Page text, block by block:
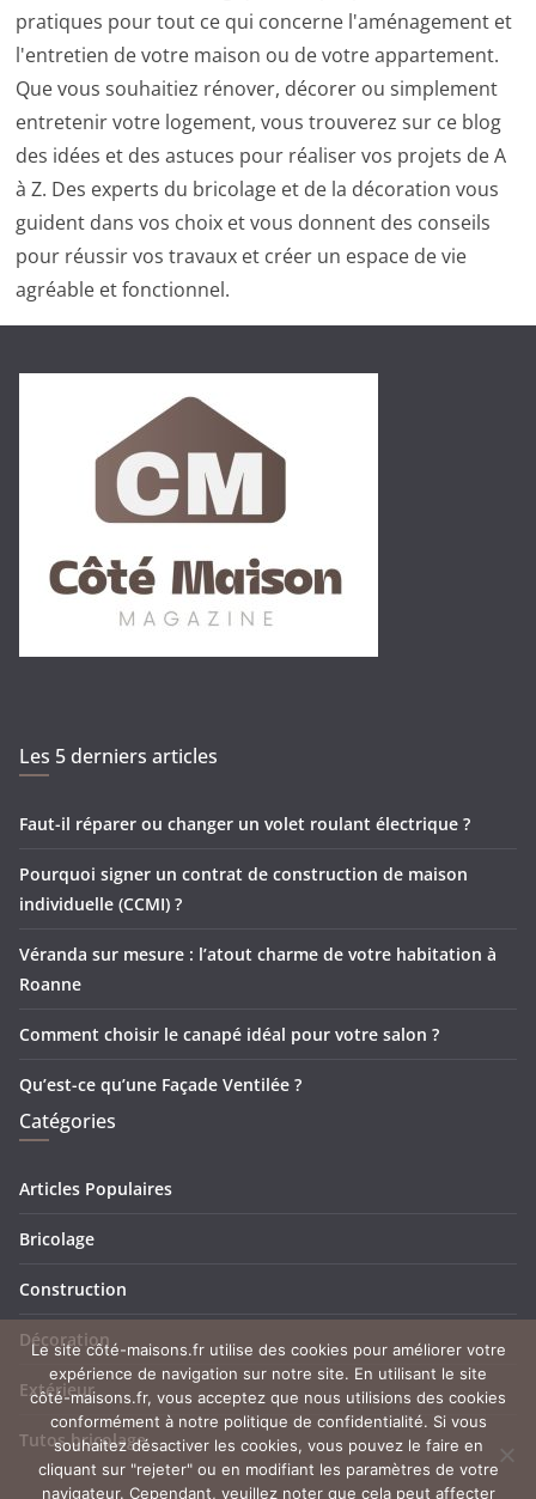
pratiques pour tout ce qui concerne l'aménagement et
l'entretien de votre maison ou de votre appartement.
Que vous souhaitiez rénover, décorer ou simplement
entretenir votre logement, vous trouverez sur ce blog
des idées et des astuces pour réaliser vos projets de A
à Z. Des experts du bricolage et de la décoration vous
guident dans vos choix et vous donnent des conseils
pour réussir vos travaux et créer un espace de vie
agréable et fonctionnel.
Les 5 derniers articles
Faut-il réparer ou changer un volet roulant électrique ?
Pourquoi signer un contrat de construction de maison
individuelle (CCMI) ?
Véranda sur mesure : l’atout charme de votre habitation à
Roanne
Comment choisir le canapé idéal pour votre salon ?
Qu’est-ce qu’une Façade Ventilée ?
Catégories
Articles Populaires
Bricolage
Construction
Décoration
Extérieur
Tutos bricolage
Le site côté-maisons.fr utilise des cookies pour améliorer votre
expérience de navigation sur notre site. En utilisant le site
côté-maisons.fr, vous acceptez que nous utilisions des cookies
conformément à notre politique de confidentialité. Si vous
souhaitez désactiver les cookies, vous pouvez le faire en
cliquant sur "rejeter" ou en modifiant les paramètres de votre
navigateur. Cependant, veuillez noter que cela peut affecter